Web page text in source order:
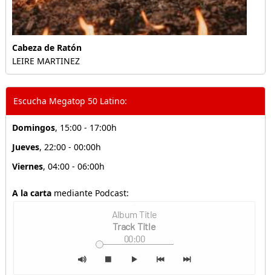
Cabeza de Ratón
LEIRE MARTINEZ
Escucha Megatop 50 Latino:
Domingos, 15:00 - 17:00h
Jueves, 22:00 - 00:00h
Viernes, 04:00 - 06:00h
A la cartamediante Podcast: